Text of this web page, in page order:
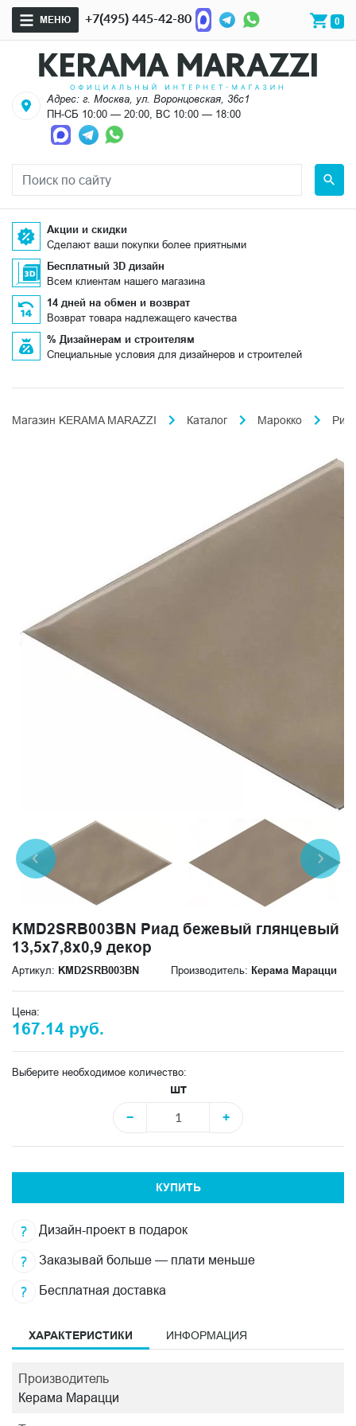
МЕНЮ +7(495) 445-42-80 0
Адрес: г. Москва, ул. Воронцовская, 36с1
ПН-СБ 10:00 — 20:00, ВС 10:00 — 18:00
Акции и скидки
Сделают ваши покупки более приятными
Бесплатный 3D дизайн
Всем клиентам нашего магазина
14 дней на обмен и возврат
Возврат товара надлежащего качества
% Дизайнерам и строителям
Специальные условия для дизайнеров и строителей
Магазин KERAMA MARAZZI Каталог Марокко
KMD2SRB003BN Риад бежевый глянцевый
13,5x7,8x0,9 декор
Артикул: KMD2SRB003BN Производитель: Керама Марацци
Цена:
167.14 руб.
Выберите необходимое количество:
шт
−
+
КУПИТЬ
Дизайн-проект в подарок
Заказывай больше — плати меньше
Бесплатная доставка
ХАРАКТЕРИСТИКИ ИНФОРМАЦИЯ
Производитель
Керама Марацци